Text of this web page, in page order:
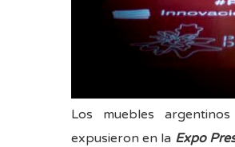
Los muebles
expusieron en la Expo